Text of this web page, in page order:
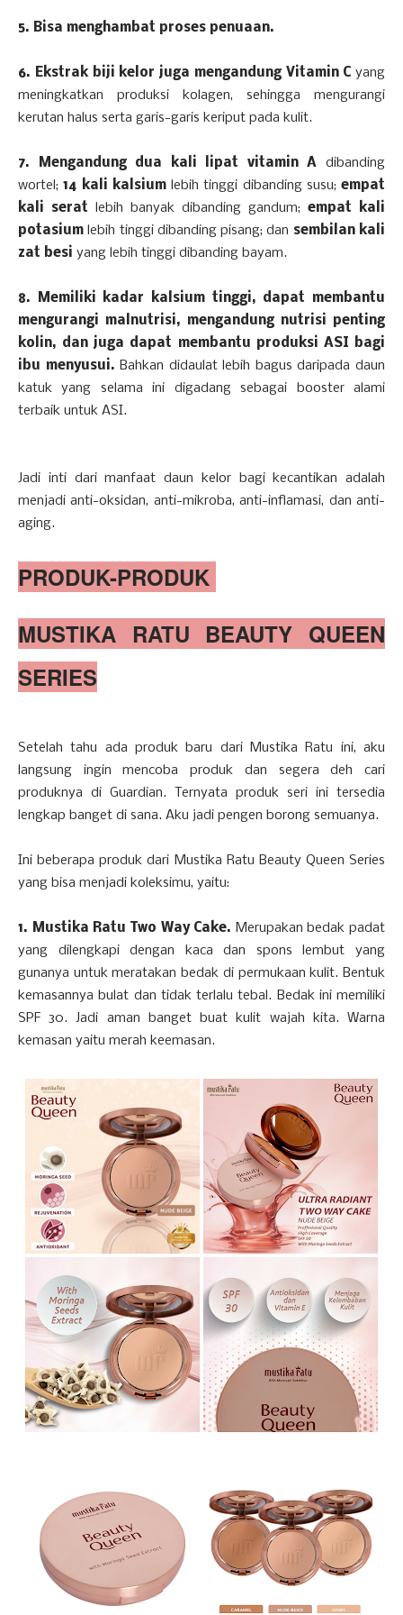
5. Bisa menghambat proses penuaan.
6. Ekstrak biji kelor juga mengandung Vitamin C yang
meningkatkan produksi kolagen, sehingga mengurangi
kerutan halus serta garis-garis keriput pada kulit.
7. Mengandung dua kali lipat vitamin A dibanding
wortel;14 kali kalsiumlebih tinggi dibanding susu; empat
kali serat
lebih banyak dibanding gandum; empat kali
potasium lebih tinggi dibanding pisang; dan sembilan kali
zat besi yang lebih tinggi dibanding bayam.
8. Memiliki kadar kalsium tinggi, dapat membantu
mengurangi malnutrisi, mengandung nutrisi penting
kolin, dan juga dapat membantu produksi ASI bagi
ibu menyusui. Bahkan didaulat lebih bagus daripada daun
katuk yang selama ini digadang sebagai booster alami
terbaik untuk ASI.
Jadi inti dari manfaat daun kelor bagi kecantikan adalah
menjadi anti-oksidan, anti-mikroba, anti-inflamasi, dan anti-
aging.
PRODUK-PRODUK
MUSTIKA RATU BEAUTY QUEEN
SERIES
Setelah tahu ada produk baru dari Mustika Ratu ini, aku
langsung ingin mencoba produk dan segera deh cari
produknya di Guardian. Ternyata produk seri ini tersedia
lengkap banget di sana. Aku jadi pengen borong semuanya.
Ini beberapa produk dari Mustika Ratu Beauty Queen Series
yang bisa menjadi koleksimu, yaitu:
1. Mustika Ratu Two Way Cake. Merupakan bedak padat
yang dilengkapi dengan kaca dan spons lembut yang
gunanya untuk meratakan bedak di permukaan kulit. Bentuk
kemasannya bulat dan tidak terlalu tebal. Bedak ini memiliki
SPF 30. Jadi aman banget buat kulit wajah kita. Warna
kemasan yaitu merah keemasan.